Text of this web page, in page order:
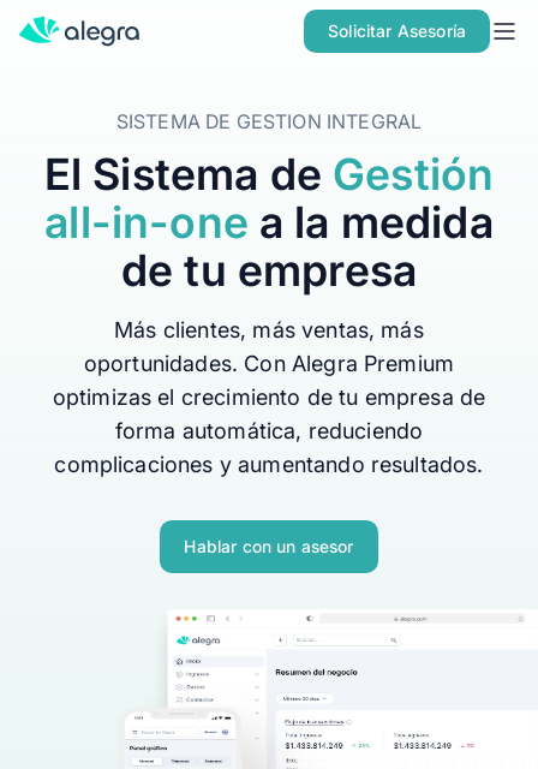
Solicitar Asesoría
Inicio
Soluciones
MÁS SOLUCIONES PARA TU NEGOCIO
Facturación
Contabilidad
Nómina
Alegra para Contadores
SISTEMA DE GESTION INTEGRAL
El Sistema de Gestión
all-in-one a la medida
de tu empresa
Más clientes, más ventas, más
oportunidades. Con Alegra Premium
optimizas el crecimiento de tu empresa de
forma automática, reduciendo
complicaciones y aumentando resultados.
Hablar con un asesor